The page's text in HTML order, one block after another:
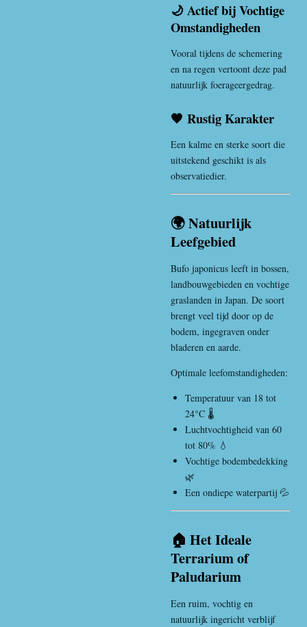
🌙 Actief bij Vochtige
Omstandigheden
Vooral tijdens de schemering
en na regen vertoont deze pad
natuurlijk foerageergedrag.
🧡 Rustig Karakter
Een kalme en sterke soort die
uitstekend geschikt is als
observatiedier.
🌍 Natuurlijk
Leefgebied
Bufo japonicus leeft in bossen,
landbouwgebieden en vochtige
graslanden in Japan. De soort
brengt veel tijd door op de
bodem, ingegraven onder
bladeren en aarde.
Optimale leefomstandigheden:
Temperatuur van 18 tot
24°C 🌡️
Luchtvochtigheid van 60
tot 80% 💧
Vochtige bodembedekking
🌿
Een ondiepe waterpartij 💦
🏠 Het Ideale
Terrarium of
Paludarium
Een ruim, vochtig en
natuurlijk ingericht verblijf